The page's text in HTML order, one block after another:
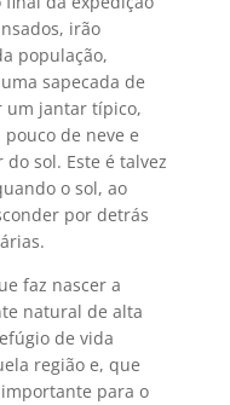
irão
população,
sapecada de
um jantar típico,
de neve e
sol. Este é talvez
o sol, ao
por detrás
faz nascer a
natural de alta
de vida
região e, que
para o